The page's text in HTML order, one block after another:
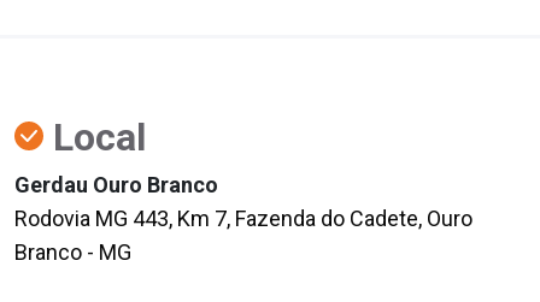
Local
Gerdau Ouro Branco
Rodovia MG 443, Km 7, Fazenda do Cadete, Ouro
Branco - MG